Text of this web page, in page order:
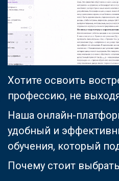
Хотите освоить
профессию, не
Наша онлайн-
удобный и
обучения, который
Почему стоит